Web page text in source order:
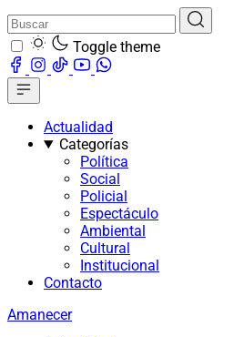
Toggle theme
Actualidad
Categorías
Política
Social
Policial
Espectáculo
Ambiental
Cultural
Institucional
Contacto
Amanecer